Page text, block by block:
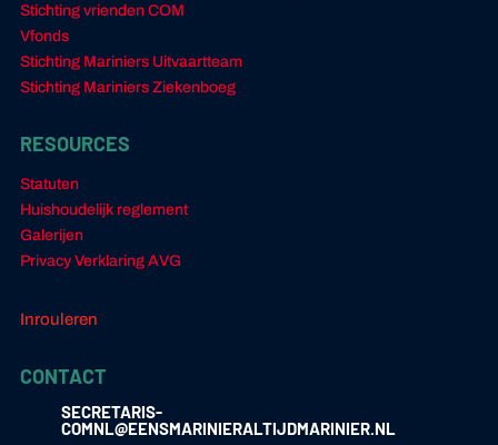
Stichting vrienden COM
Vfonds
Stichting Mariniers Uitvaartteam
Stichting Mariniers Ziekenboeg
RESOURCES
Statuten
Huishoudelijk reglement
Galerijen
Privacy Verklaring AVG
Inrouleren
CONTACT
SECRETARIS-
COMNL@EENSMARINIERALTIJDMARINIER.NL